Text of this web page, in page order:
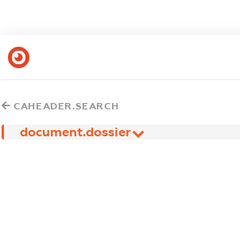
CAHEADER.SEARCH
document.dossier